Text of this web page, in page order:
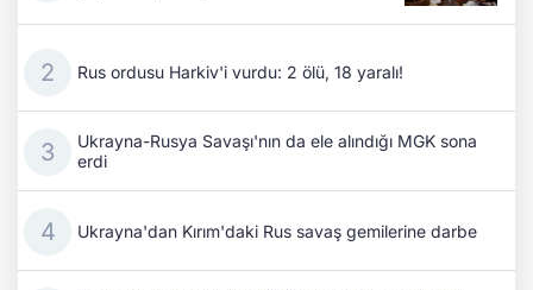
Rus ordusu Harkiv'i vurdu: 2 ölü, 18 yaralı!
Ukrayna-Rusya Savaşı'nın da ele alındığı MGK sona
erdi
Ukrayna'dan Kırım'daki Rus savaş gemilerine darbe